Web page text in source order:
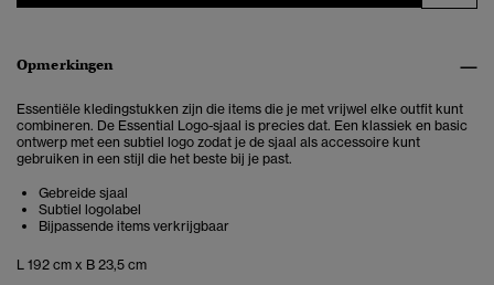
Opmerkingen
Essentiële kledingstukken zijn die items die je met vrijwel elke outfit kunt
combineren. De Essential Logo-sjaal is precies dat. Een klassiek en basic
ontwerp met een subtiel logo zodat je de sjaal als accessoire kunt
gebruiken in een stijl die het beste bij je past.
Gebreide sjaal
Subtiel logolabel
Bijpassende items verkrijgbaar
L 192 cm x B 23,5 cm